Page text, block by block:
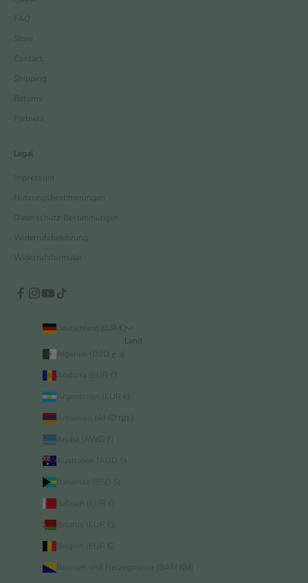
FAQ
Store
Contact
Shipping
Returns
Partners
Legal
Impressum
Nutzungsbestimmungen
Datenschutz-Bestimmungen
Widerrufsbelehrung
Widerrufsformular
Deutschland (EUR €)
Land
Andorra (EUR €)
Argentinien (EUR €)
Armenien (AMD դր.)
Aruba (AWG ƒ)
Australien (AUD $)
Bahamas (BSD $)
Bahrain (EUR €)
Belarus (EUR €)
Belgien (EUR €)
Bosnien und Herzegowina (BAM КМ)